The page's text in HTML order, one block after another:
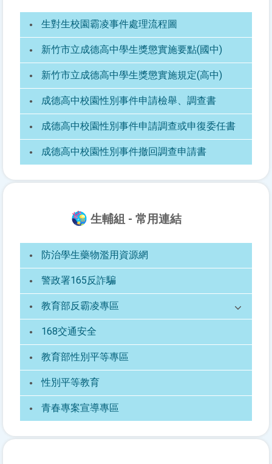
生對生校園霸凌事件處理流程圖
新竹市立成德高中學生獎懲實施要點(國中)
新竹市立成德高中學生獎懲實施規定(高中)
成德高中校園性別事件申請檢舉、調查書
成德高中校園性別事件申請調查或申復委任書
成德高中校園性別事件撤回調查申請書
生輔組 - 常用連結
防治學生藥物濫用資源網
警政署165反詐騙
教育部反霸凌專區
168交通安全
教育部性別平等專區
性別平等教育
青春專案宣導專區